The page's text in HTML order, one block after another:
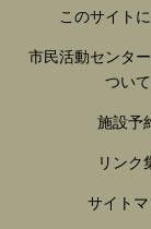
このサイト
市民活動センタ
ついて
施設予
リンク
サイト